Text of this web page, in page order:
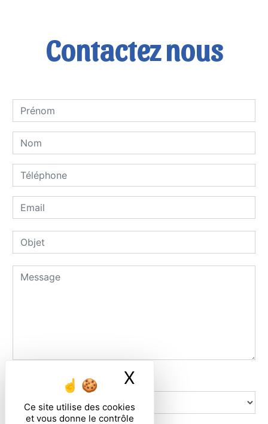
Ce site utilise des cookies
et vous donne le contrôle
X
Contactez nous
Combien font quatre plus cinq